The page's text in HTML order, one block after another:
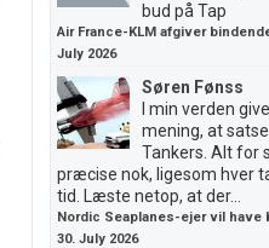
bud på Tap
Air France-KLM afgiver
July 2026
Søren Fønss
I min verden
mening, at
Tankers. Alt for
præcise nok, ligesom hver
tid. Læste netop, at der...
Nordic Seaplanes-ejer vil have
30. July 2026